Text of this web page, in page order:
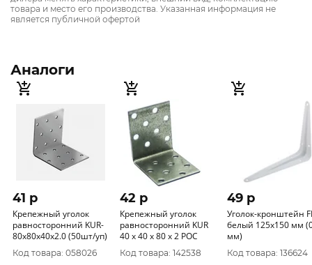
товара и место его производства. Указанная информация не
является публичной офертой
Аналоги
41 p
Крепежный уголок
равносторонний KUR-
80х80х40х2.0 (50шт/уп)
Код товара: 058026
42 p
Крепежный уголок
равносторонний KUR
40 х 40 х 80 х 2 РОС
Код товара: 142538
49 p
Уголок-кронштейн
белый 125х150 мм
мм)
Код товара: 136624